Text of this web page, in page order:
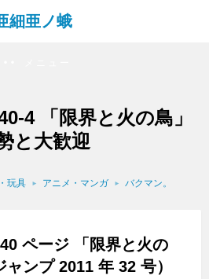
細亜ノ蛾
4 「限界と火の鳥」
と大歓迎
玩具 アニメ・マンガ バクマン。
ページ 「限界と火の
ンプ 2011 年 32 号）